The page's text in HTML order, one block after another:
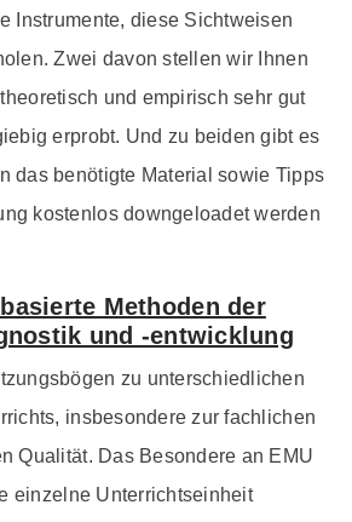
Instrumente, diese Sichtweisen
Zwei davon stellen wir Ihnen
und empirisch sehr gut
erprobt. Und zu beiden gibt es
das benötigte Material sowie Tipps
kostenlos downgeloadet werden
Methoden der
und -entwicklung
zu unterschiedlichen
insbesondere zur fachlichen
Qualität. Das Besondere an EMU
einzelne Unterrichtseinheit